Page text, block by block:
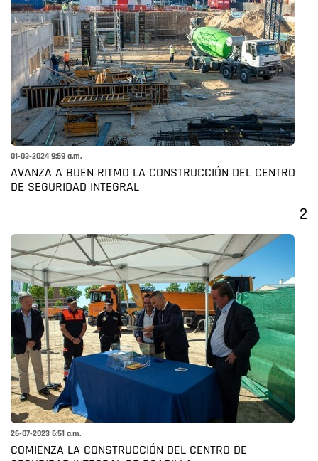
01-03-2024 9:59 a.m.
AVANZA A BUEN RITMO LA CONSTRUCCIÓN DEL CENTRO
DE SEGURIDAD INTEGRAL
2
26-07-2023 6:51 a.m.
COMIENZA LA CONSTRUCCIÓN DEL CENTRO DE